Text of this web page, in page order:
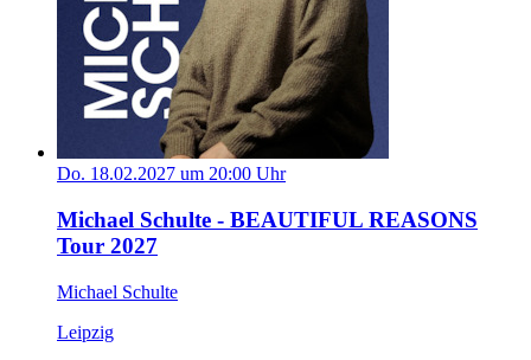
Do. 18.02.2027 um 20:00 Uhr
Michael Schulte - BEAUTIFUL REASONS
Tour 2027
Michael Schulte
Leipzig